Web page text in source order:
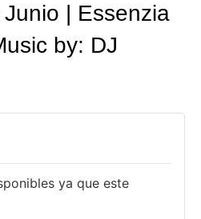
| Essenzia
by: DJ
ya que este